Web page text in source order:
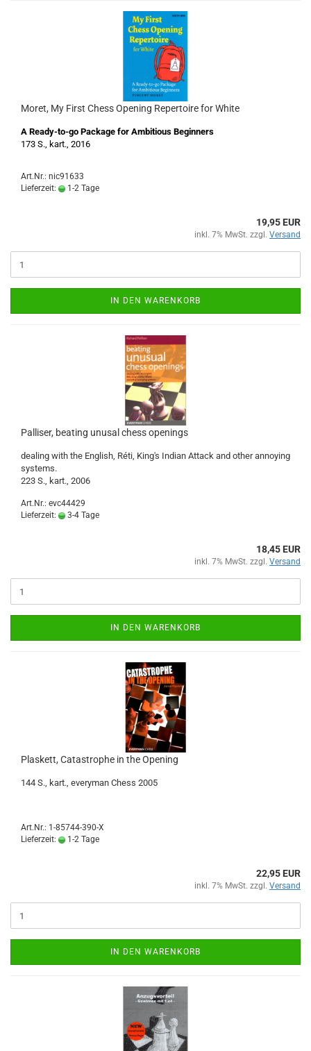
Moret, My First Chess Opening Repertoire for White
A Ready-to-go Package for Ambitious Beginners
173 S., kart., 2016
Art.Nr.: nic91633
Lieferzeit:
1-2 Tage
19,95 EUR
inkl. 7% MwSt. zzgl. Versand
IN DEN WARENKORB
Palliser, beating unusal chess openings
dealing with the English, Réti, King's Indian Attack and other annoying
systems.
223 S., kart., 2006
Art.Nr.: evc44429
Lieferzeit:
3-4 Tage
18,45 EUR
inkl. 7% MwSt. zzgl. Versand
IN DEN WARENKORB
Plaskett, Catastrophe in the Opening
144 S., kart., everyman Chess 2005
Art.Nr.: 1-85744-390-X
Lieferzeit:
1-2 Tage
22,95 EUR
inkl. 7% MwSt. zzgl. Versand
IN DEN WARENKORB